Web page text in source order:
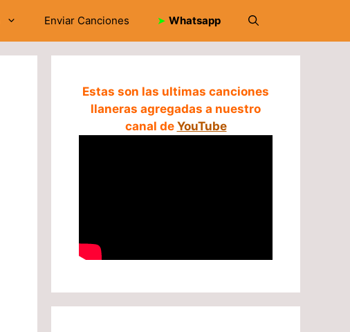
Enviar Canciones ➤ Whatsapp
Estas son las ultimas canciones
llaneras agregadas a nuestro
canal de YouTube